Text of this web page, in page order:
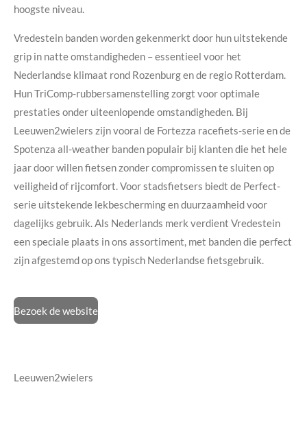
hoogste niveau.
Vredestein banden worden gekenmerkt door hun uitstekende
grip in natte omstandigheden – essentieel voor het
Nederlandse klimaat rond Rozenburg en de regio Rotterdam.
Hun TriComp-rubbersamenstelling zorgt voor optimale
prestaties onder uiteenlopende omstandigheden. Bij
Leeuwen2wielers zijn vooral de Fortezza racefiets-serie en de
Spotenza all-weather banden populair bij klanten die het hele
jaar door willen fietsen zonder compromissen te sluiten op
veiligheid of rijcomfort. Voor stadsfietsers biedt de Perfect-
serie uitstekende lekbescherming en duurzaamheid voor
dagelijks gebruik. Als Nederlands merk verdient Vredestein
een speciale plaats in ons assortiment, met banden die perfect
zijn afgestemd op ons typisch Nederlandse fietsgebruik.
Bezoek de website
Leeuwen2wielers